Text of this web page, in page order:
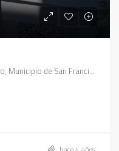
115, Santa Fe, Sarmiento, San Francisco, Municipio de San Francisco, Pedanía Juárez Celman, Departamento San Justo, Córdoba, X2400, Argentina